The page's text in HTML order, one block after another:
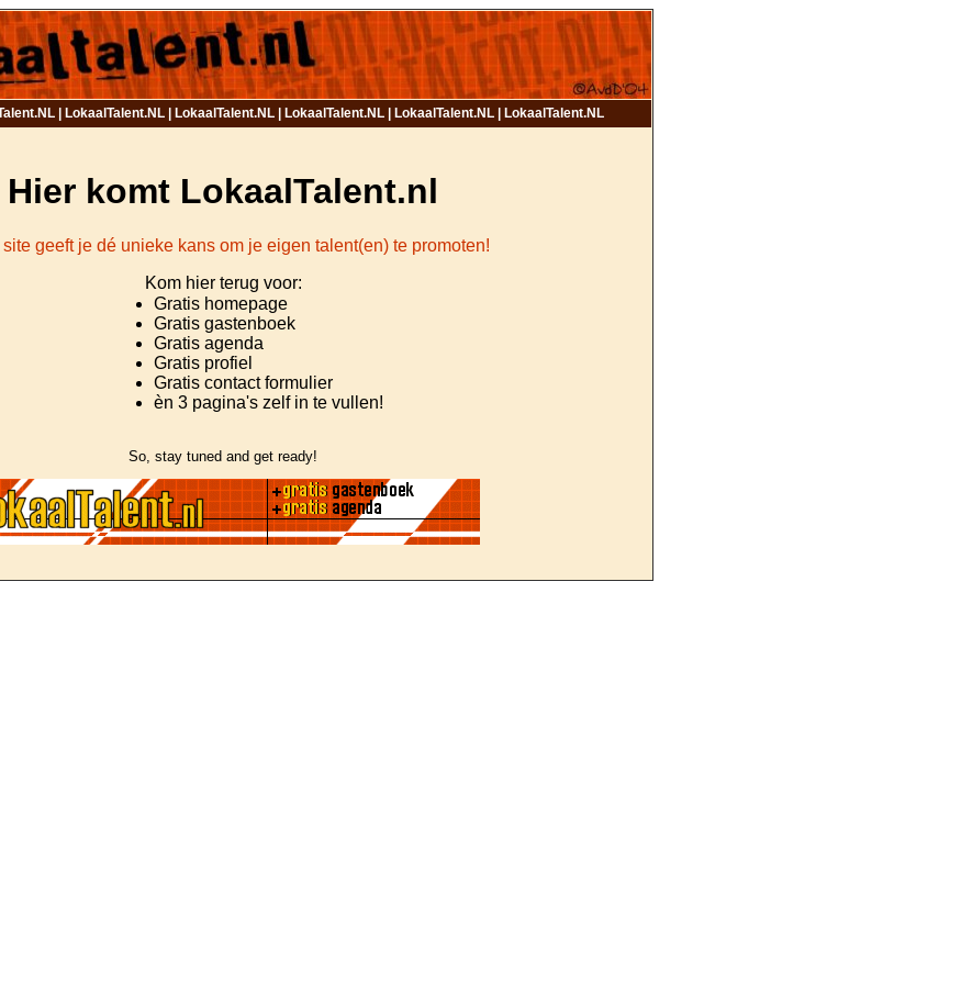
| LokaalTalent.NL | LokaalTalent.NL | LokaalTalent.NL | LokaalTalent.NL | LokaalTalent.NL
Hier komt LokaalTalent.nl
site geeft je dé unieke kans om je eigen talent(en) te promoten!
Kom hier terug voor:
Gratis homepage
Gratis gastenboek
Gratis agenda
Gratis profiel
Gratis contact formulier
èn 3 pagina's zelf in te vullen!
So, stay tuned and get ready!